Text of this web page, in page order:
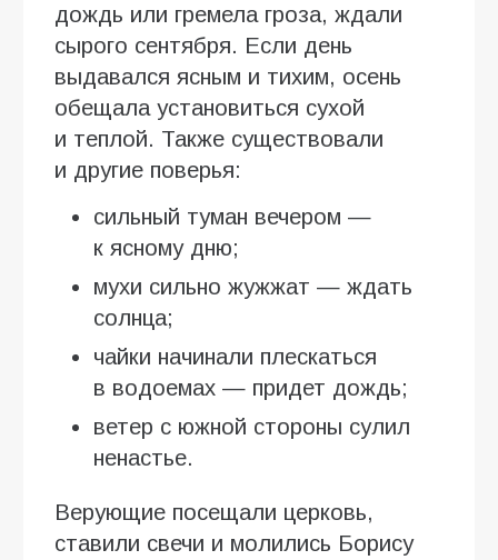
дождь или гремела гроза, ждали
сырого сентября. Если день
выдавался ясным и тихим, осень
обещала установиться сухой
и теплой. Также существовали
и другие поверья:
сильный туман вечером —
к ясному дню;
мухи сильно жужжат — ждать
солнца;
чайки начинали плескаться
в водоемах — придет дождь;
ветер с южной стороны сулил
ненастье.
Верующие посещали церковь,
ставили свечи и молились Борису